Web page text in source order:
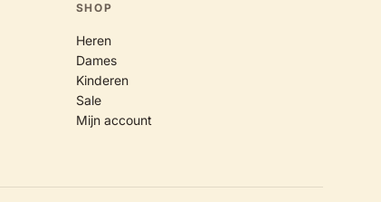
SHOP
Heren
Dames
Kinderen
Sale
Mijn account